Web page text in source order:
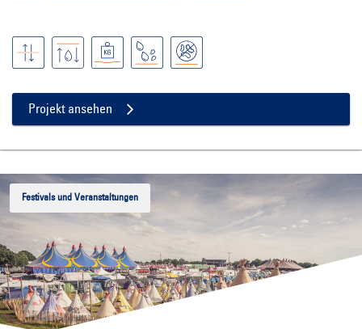
Projekt ansehen
Festivals und Veranstaltungen